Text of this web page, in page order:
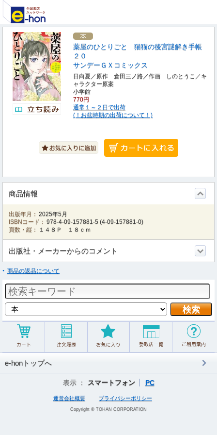
薬屋のひとりごと 猫猫の後宮謎解き手帳
２０
サンデーＧＸコミックス
日向夏／原作 倉田三ノ路／作画 しのとうこ／キ
ャラクター原案
小学館
770円
通常１～２日で出荷
(！お盆時期の出荷について！)
商品情報
出版年月： 2025年5月
ISBNコード： 978-4-09-157881-5 (4-09-157881-0)
頁数・縦：
１４８Ｐ １８ｃｍ
出版社・メーカーからのコメント
商品の返品について
e-honトップへ
表示 ： スマートフォン PC
運営会社概要 プライバシーポリシー
Copyright © TOHAN CORPORATION